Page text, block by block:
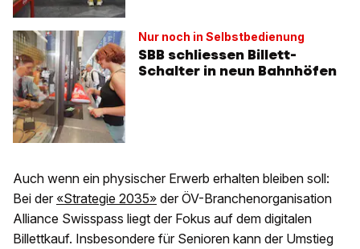
Nur noch in Selbstbedienung
SBB schliessen Billett-
Schalter in neun Bahnhöfen
Auch wenn ein physischer Erwerb erhalten bleiben soll:
Bei der «Strategie 2035» der ÖV-Branchenorganisation
Alliance Swisspass liegt der Fokus auf dem digitalen
Billettkauf. Insbesondere für Senioren kann der Umstieg